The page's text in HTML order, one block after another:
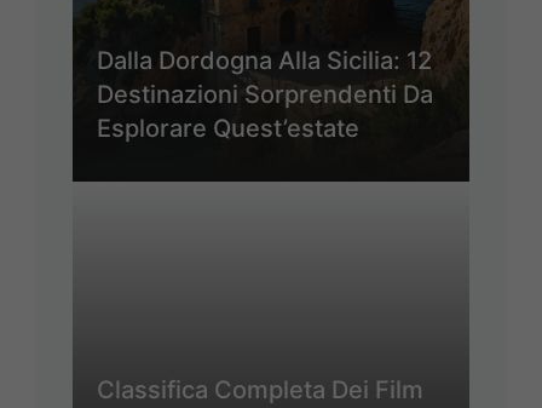
Dalla Dordogna Alla Sicilia: 12
Destinazioni Sorprendenti Da
Esplorare Quest’estate
Classifica Completa Dei Film